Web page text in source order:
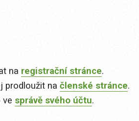
na registrační stránce.
prodloužit na členské stránce.
ve správě svého účtu.